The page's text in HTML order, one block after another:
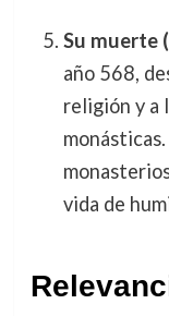
Su muerte
año 568,
religión y a
vida de